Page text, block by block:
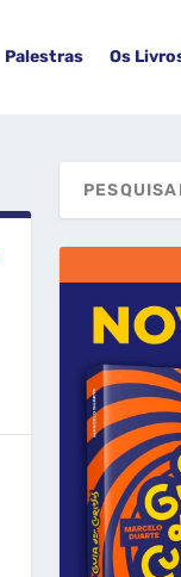
Palestras Os